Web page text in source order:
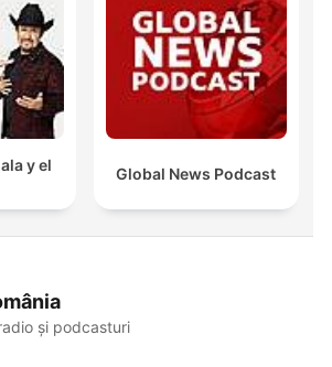
y el
Global News Podcast
și podcasturi